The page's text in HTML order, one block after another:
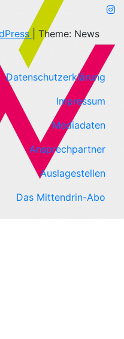
Theme: News
Datenschutzerklärung
Impressum
Mediadaten
Ansprechpartner
Auslagestellen
Das Mittendrin-Abo